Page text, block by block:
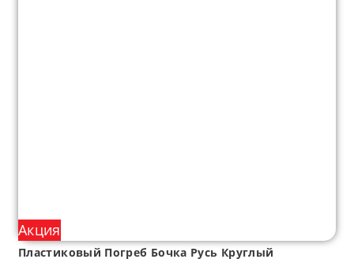
Акция
Пластиковый Погреб Бочка Русь Круглый